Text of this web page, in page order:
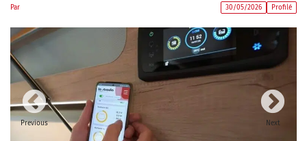
Par 30/05/2026 Profilé
Previous Next